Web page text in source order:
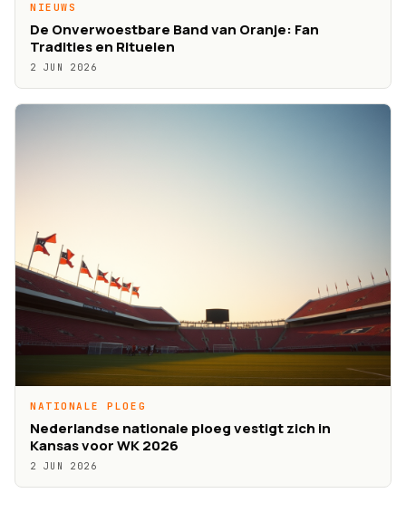
NIEUWS
De Onverwoestbare Band van Oranje: Fan
Tradities en Rituelen
2 JUN 2026
NATIONALE PLOEG
Nederlandse nationale ploeg vestigt zich in
Kansas voor WK 2026
2 JUN 2026